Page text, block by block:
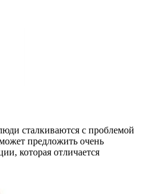
сталкиваются с проблемой
предложить очень
которая отличается